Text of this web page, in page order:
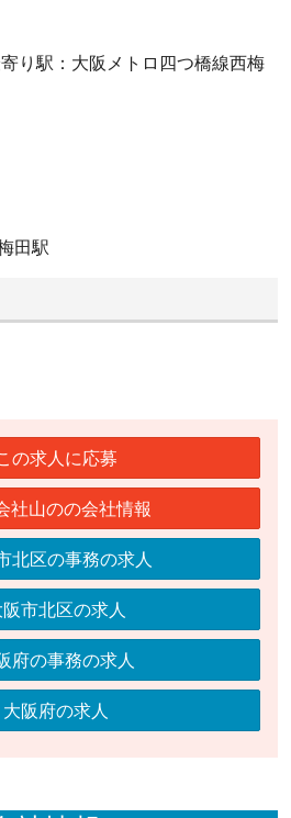
り駅：大阪メトロ四つ橋線西梅
田駅
の求人に応募
社山のの会社情報
北区の事務の求人
市北区の求人
府の事務の求人
大阪府の求人